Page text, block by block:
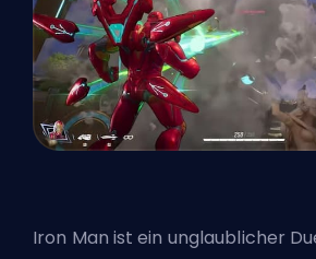
Iron Man ist ein unglaublicher